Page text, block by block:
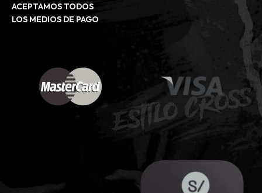
ACEPTAMOS TODOS
LOS MEDIOS DE PAGO